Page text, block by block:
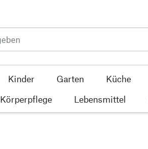
Kinder Garten Küche
Körperpflege Lebensmittel